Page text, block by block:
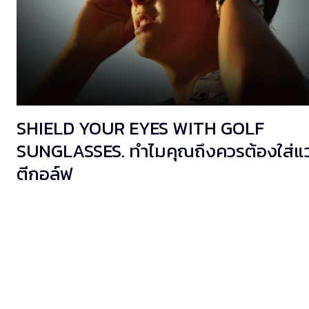
SHIELD YOUR EYES WITH GOLF
SUNGLASSES. ทำไมคุณถึงควรต้องใส่
ตีกอล์ฟ